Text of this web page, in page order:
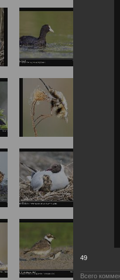
49
Всего